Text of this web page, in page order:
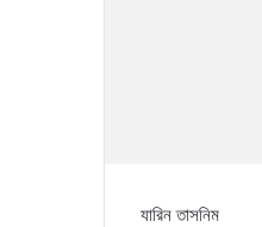
যারিন তাসনিম